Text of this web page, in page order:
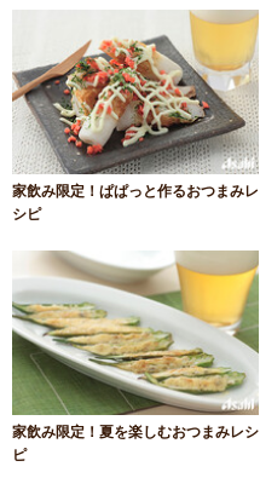
家飲み限定！ぱぱっと作るおつまみレ
シピ
家飲み限定！夏を楽しむおつまみレシ
ピ